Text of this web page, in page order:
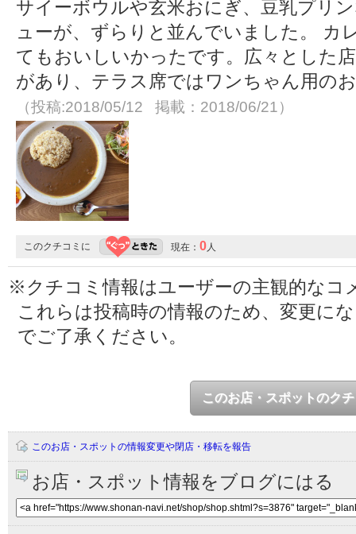
サイーボウルや玄米おにぎ、豆乳プリ
ューが、ずらりと並んでいました。 カ
てもおいしいかったです。広々とした
があり、テラス席ではワンちゃん用の
（投稿:2018/05/12 掲載：2018/06/21）
このクチコミに 現在： 0人
※クチコミ情報はユーザーの主観的なコ
これらは投稿時の情報のため、変更に
でご了承ください。
このお店・スポットのク
このお店・スポットの情報変更や閉店・移転を報告
お店・スポット情報をブログにはる